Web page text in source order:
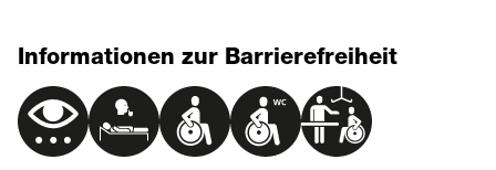
Informationen zur Barrierefreiheit